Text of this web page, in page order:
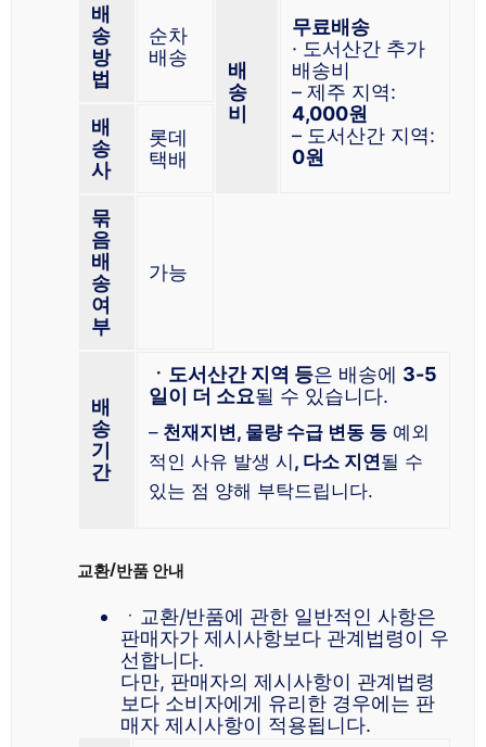
배
송
방
법
순차
배송
배
송
비
무료배송
· 도서산간 추가
배송비
– 제주 지역:
4,000원
– 도서산간 지역:
0원
배
송
사
롯데
택배
묶
음
배
송
여
부
가능
배
송
기
간
ㆍ도서산간 지역 등은 배송에 3-5
일이 더 소요될 수 있습니다.
– 천재지변, 물량 수급 변동 등 예외
적인 사유 발생 시, 다소 지연될 수
있는 점 양해 부탁드립니다.
교환/반품 안내
ㆍ교환/반품에 관한 일반적인 사항은
판매자가 제시사항보다 관계법령이 우
선합니다.
다만, 판매자의 제시사항이 관계법령
보다 소비자에게 유리한 경우에는 판
매자 제시사항이 적용됩니다.